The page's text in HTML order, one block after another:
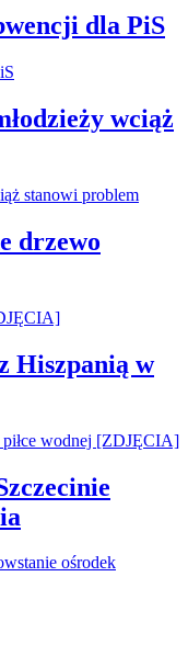
dla PiS
wciąż
drzewo
Hiszpanią w